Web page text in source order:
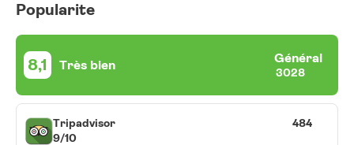
Popularite
8,1 Très bien Général
3028
Tripadvisor
9/10
484